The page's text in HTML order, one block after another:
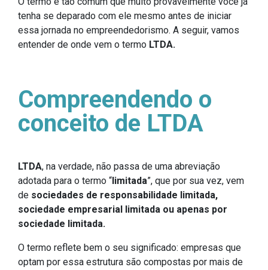
tenha se deparado com ele mesmo antes de iniciar
essa jornada no empreendedorismo. A seguir, vamos
entender de onde vem o termo LTDA.
Compreendendo o
conceito de LTDA
LTDA, na verdade, não passa de uma abreviação
adotada para o termo “limitada”, que por sua vez, vem
de sociedades de responsabilidade limitada,
sociedade empresarial limitada ou apenas por
sociedade limitada.
O termo reflete bem o seu significado: empresas que
optam por essa estrutura são compostas por mais de